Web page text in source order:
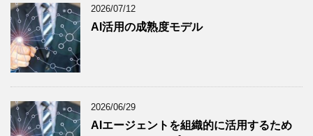
2026/07/12
AI活用の成熟度モデル
2026/06/29
AIエージェントを組織的に活用するため